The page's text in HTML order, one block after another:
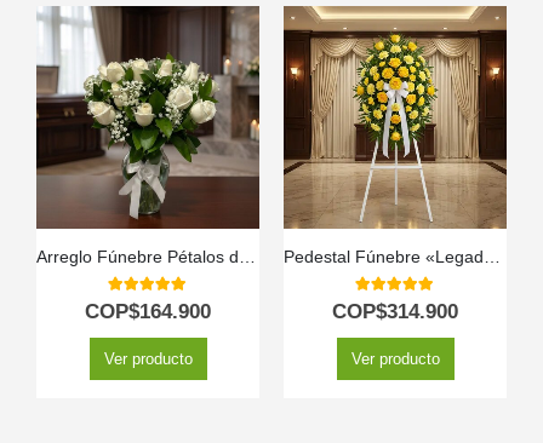
5.00out of 5
COP$164.900
Ver producto
5.00out of 5
COP$314.900
Ver producto